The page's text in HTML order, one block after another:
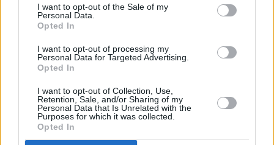
I want to opt-out of the Sale of my
Personal Data.
Opted In
I want to opt-out of processing my
Personal Data for Targeted Advertising.
Opted In
I want to opt-out of Collection, Use,
Retention, Sale, and/or Sharing of my
Personal Data that Is Unrelated with the
Purposes for which it was collected.
Opted In